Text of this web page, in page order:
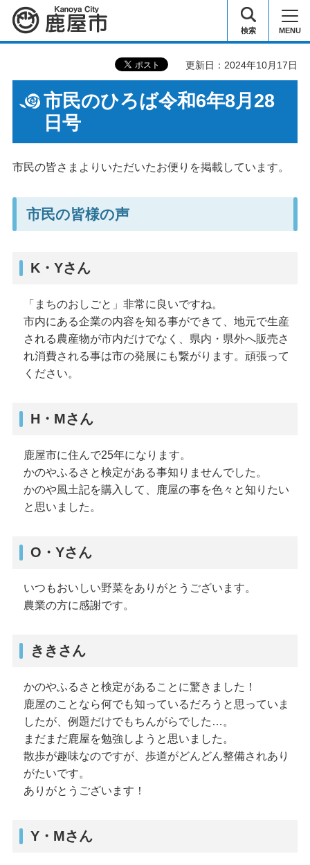
鹿屋市 検索 MENU
更新日：2024年10月17日
市民のひろば令和6年8月28
日号
市民の皆さまよりいただいたお便りを掲載しています。
市民の皆様の声
K・Yさん
「まちのおしごと」非常に良いですね。
市内にある企業の内容を知る事ができて、地元で生産
される農産物が市内だけでなく、県内・県外へ販売さ
れ消費される事は市の発展にも繋がります。頑張って
ください。
H・Mさん
鹿屋市に住んで25年になります。
かのやふるさと検定がある事知りませんでした。
かのや風土記を購入して、鹿屋の事を色々と知りたい
と思いました。
O・Yさん
いつもおいしい野菜をありがとうございます。
農業の方に感謝です。
ききさん
かのやふるさと検定があることに驚きました！
鹿屋のことなら何でも知っているだろうと思っていま
したが、例題だけでもちんがらでした…。
まだまだ鹿屋を勉強しようと思いました。
散歩が趣味なのですが、歩道がどんどん整備されあり
がたいです。
ありがとうございます！
Y・Mさん